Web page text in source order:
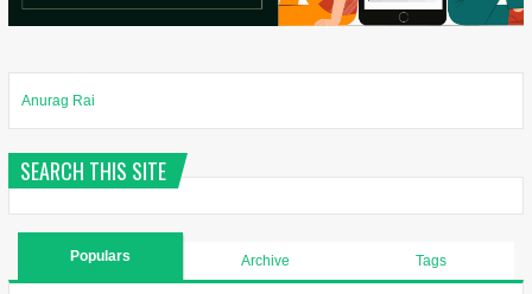
Anurag Rai
SEARCH THIS SITE
Populars Archive Tags